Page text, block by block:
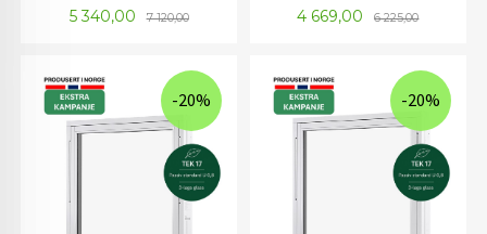
Tilbud
5 340,00 7 120,00Rabatt Tilbud
4 669,00 6 225,00Rabatt
-20% -20%